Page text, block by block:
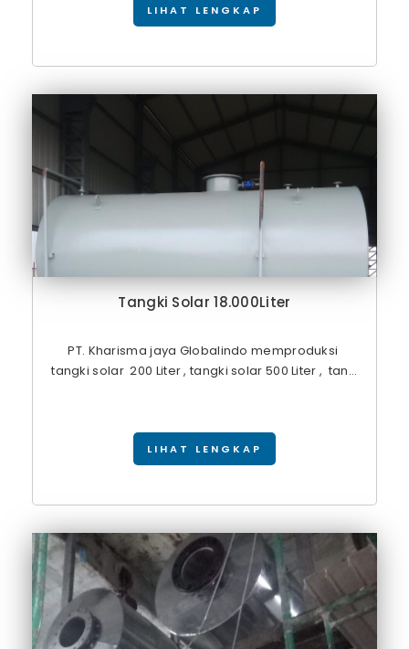
LIHAT LENGKAP
Tangki Solar 18.000Liter
PT. Kharisma jaya Globalindo memproduksi
tangki solar 200 Liter , tangki solar 500 Liter , tan...
LIHAT LENGKAP